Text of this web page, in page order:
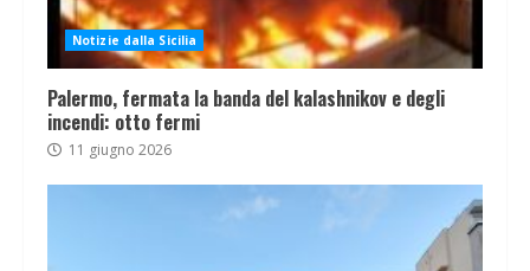
Notizie dalla Sicilia
Palermo, fermata la banda del kalashnikov e degli
incendi: otto fermi
11 giugno 2026